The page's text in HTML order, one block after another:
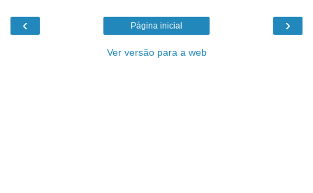
‹ ›
Página inicial
Ver versão para a web